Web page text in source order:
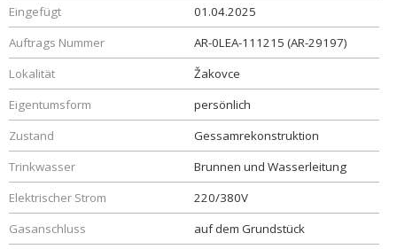
Eingefügt
01.04.2025
Auftrags Nummer
AR-0LEA-111215 (AR-29197)
Lokalität
Žakovce
Eigentumsform
persönlich
Zustand
Gessamrekonstruktion
Trinkwasser
Brunnen und Wasserleitung
Elektrischer Strom
220/380V
Gasanschluss
auf dem Grundstück